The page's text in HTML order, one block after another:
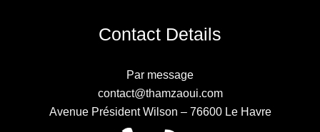
Contact Details
Par message
contact@thamzaoui.com
Avenue Président Wilson – 76600 Le Havre